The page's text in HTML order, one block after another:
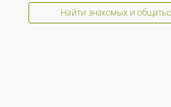
Найти знакомых и